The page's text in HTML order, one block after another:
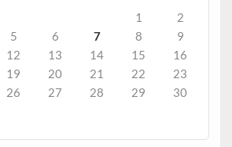
1
2
5 6 7 8
9
12 13 14 15
16
19 20 21 22
23
26 27 28 29
30